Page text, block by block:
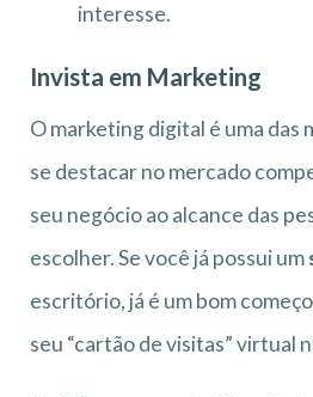
interesse.
Invista em Marketing
O marketing digital é uma das
se destacar no mercado
seu negócio ao alcance das
escolher. Se você já possui um
escritório, já é um bom
seu “cartão de visitas” virtual